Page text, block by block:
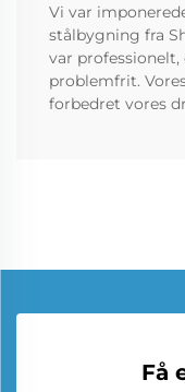
Vi var
stålbygning fra
var
problemfrit.
forbedret vores
Få